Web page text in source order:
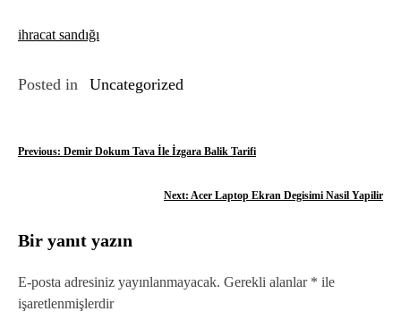
ihracat sandığı
Posted in Uncategorized
Y
ı
g
e
Previous: Demir Dokum Tava İle İzgara Balik Tarifi
Next: Acer Laptop Ekran Degisimi Nasil Yapilir
Bir yanıt yazın
E-posta adresiniz yayınlanmayacak. Gerekli alanlar * ile
işaretlenmişlerdir